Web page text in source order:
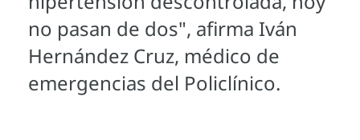
no pasan de dos", afirma Iván
Hernández Cruz, médico de
emergencias del Policlínico.